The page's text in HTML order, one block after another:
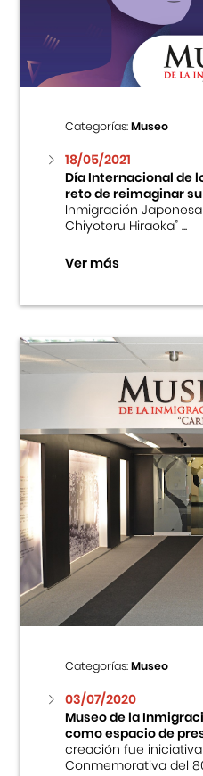
Centro Cultural
Cursos
Museo de la
Fondo Editorial
Teatro Peruano
Categorías:Museo
18/05/2021
Día Internacional de
reto de reimaginar
Inmigración Japonesa
Chiyoteru Hiraoka” ...
Ver más
Categorías:Museo
03/07/2020
Museo de la
como espacio de
creación fue
Conmemorativa del